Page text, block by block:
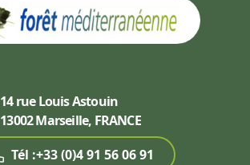
14 rue Louis Astouin
13002 Marseille, FRANCE
Tél :+33 (0)4 91 56 06 91